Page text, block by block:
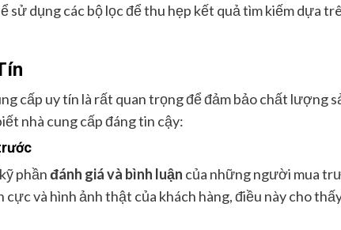
sử dụng các bộ lọc để thu hẹp kết quả tìm kiếm dựa
cấp uy tín là rất quan trọng để đảm bảo chất lượng
nhà cung cấp đáng tin cậy:
phầnđánh giá và bình luận của những người mua
và hình ảnh thật của khách hàng, điều này cho